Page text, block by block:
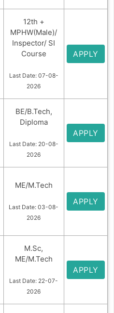
12th +
MPHW(Male)/
Inspector/ SI
Course
Last Date: 07-08-
2026
APPLY
BE/B.Tech,
Diploma
Last Date: 20-08-
2026
APPLY
ME/M.Tech
Last Date: 03-08-
2026
APPLY
M.Sc,
ME/M.Tech
Last Date: 22-07-
2026
APPLY